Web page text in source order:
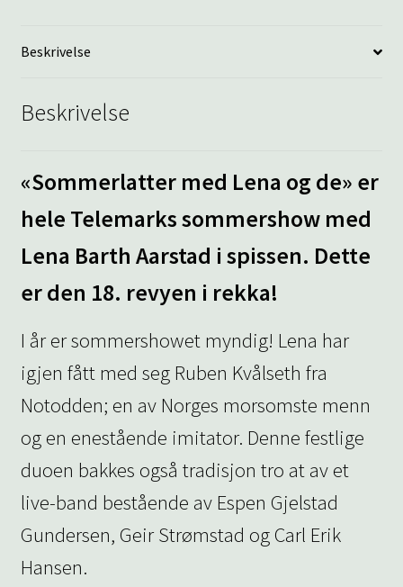
Beskrivelse
Beskrivelse
«Sommerlatter med Lena og de» er
hele Telemarks sommershow med
Lena Barth Aarstad i spissen. Dette
er den 18. revyen i rekka!
I år er sommershowet myndig! Lena har
igjen fått med seg Ruben Kvålseth fra
Notodden; en av Norges morsomste menn
og en enestående imitator. Denne festlige
duoen bakkes også tradisjon tro at av et
live-band bestående av Espen Gjelstad
Gundersen, Geir Strømstad og Carl Erik
Hansen.